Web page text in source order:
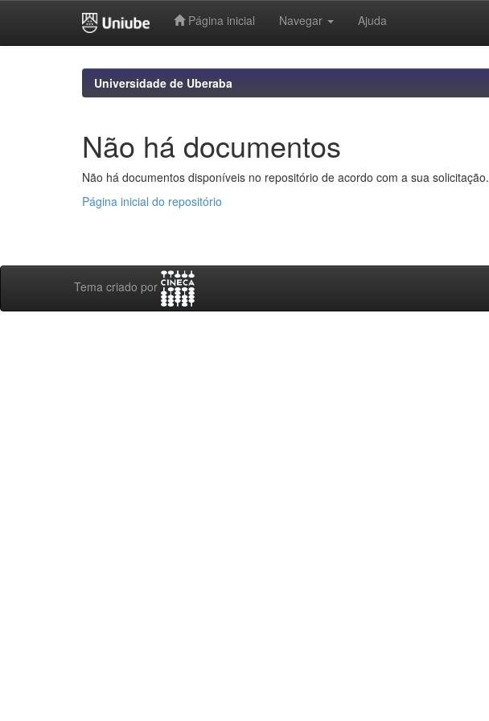
Página inicial Navegar Ajuda
Universidade de Uberaba
Não há documentos
Não há documentos disponíveis no repositório de acordo com a sua solicitação.
Página inicial do repositório
Tema criado por